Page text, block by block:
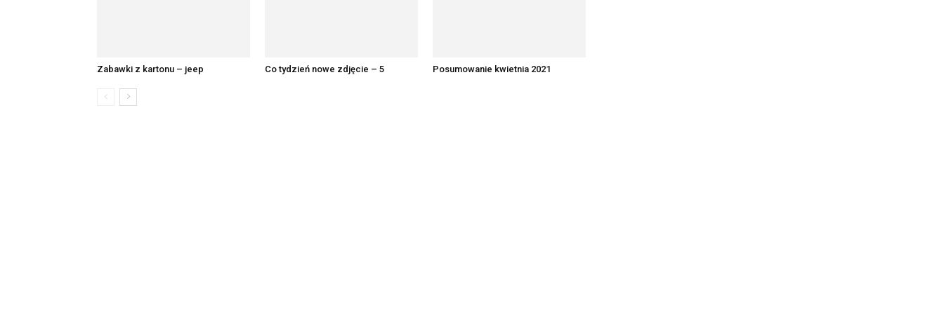
Zabawki z kartonu – jeep Co tydzień nowe zdjęcie – 5 Posumowanie kwietnia 2021